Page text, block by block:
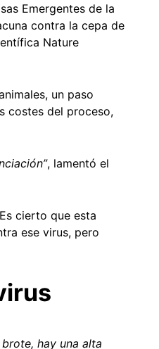
Emergentes de la
contra la cepa de
Nature
un paso
costes del proceso,
, lamentó el
cierto que esta
ese virus, pero
hay una alta